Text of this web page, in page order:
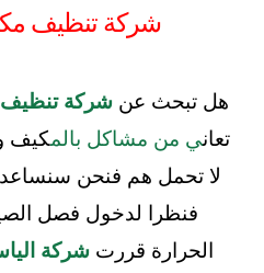
شركة تنظيف
هل تبحث عن شركة تنظيف
تعاني من مشاكل بالمكيف
لا تحمل هم فنحن
فنظرا لدخول فصل
الحرارة قررت شركة